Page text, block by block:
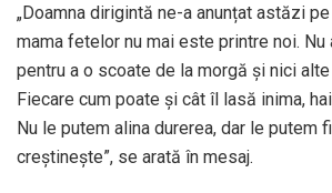
„Doamna dirigintă ne-a anunțat astăzi
mama fetelor nu mai este printre noi. Nu
pentru a o scoate de la morgă și nici
Fiecare cum poate și cât îl lasă inima,
Nu le putem alina durerea, dar le putem
creștinește”, se arată în mesaj.